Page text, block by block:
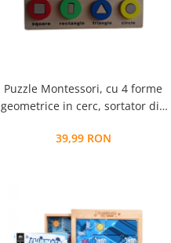
Puzzle Montessori, cu 4 forme
geometrice in cerc, sortator din
39,99 RON